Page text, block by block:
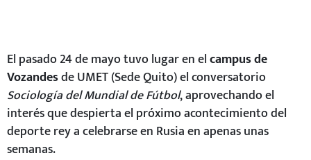
El pasado 24 de mayo tuvo lugar en elcampus de
Vozandesde UMET (Sede Quito) el conversatorio
Sociología del Mundial de Fútbol, aprovechando el
interés que despierta el próximo acontecimiento del
deporte rey a celebrarse en Rusia en apenas unas
semanas.